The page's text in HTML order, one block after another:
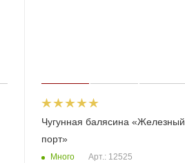
Чугунная балясина «Железный
порт»
Много Арт.: 12525